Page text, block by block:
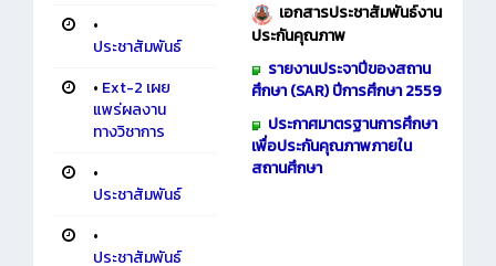
•
ประชาสัมพันธ์
• Ext-2 เผย
แพร่ผลงาน
ทางวิชาการ
•
ประชาสัมพันธ์
•
ประชาสัมพันธ์
เอกสารประชาสัมพันธ์งาน
ประกันคุณภาพ
รายงานประจาปีของสถาน
ศึกษา (SAR) ปีการศึกษา 2559
ประกาศมาตรฐานการศึกษา
เพื่อประกันคุณภาพภายใน
สถานศึกษา